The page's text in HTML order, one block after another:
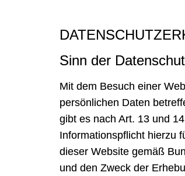
Sinn der
Mit dem Besuch einer
persönlichen Daten
gibt es nach Art. 13 und
Informationspflicht hierzu
dieser Website gemäß
und den Zweck der